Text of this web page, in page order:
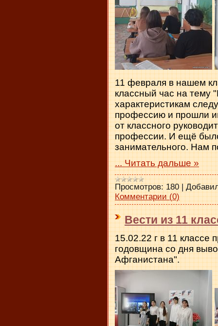
11 февраля в нашем
классный час на тему
характеристикам
профессию и прошли
от классного
профессии. И ещё
занимательного. Нам
... Читать дальше »
Просмотров: 180
Комментарии (0)
Вести из 11
15.02.22 г в 11 классе
годовщина со дня
Афганистана".